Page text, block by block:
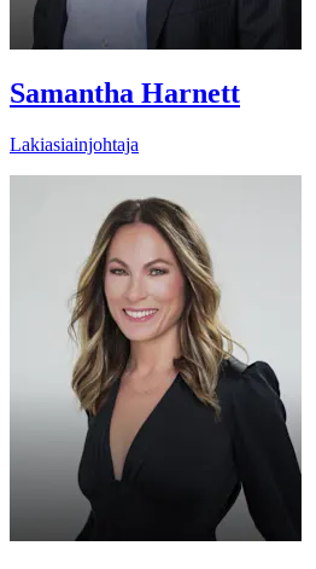
Samantha Harnett
Lakiasiainjohtaja